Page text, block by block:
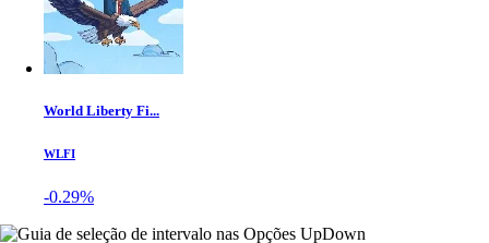
World Liberty Fi...
WLFI
-0.29%